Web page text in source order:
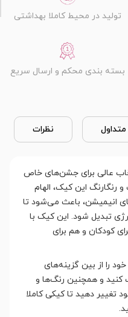
تولید در محیط کاملا بهداشتی
بسته بندی محکم و ارسال سریع
نظرات
عالی برای جشن‌های خاص
این کیک، الهام
انیمیشن، باعث می‌شود تا
تبدیل شود. این کیک با
کودکان و هم برای
را از بین گزینه‌های
کنید و همچنین رنگ‌ها و
تغییر دهید تا کیکی کاملا